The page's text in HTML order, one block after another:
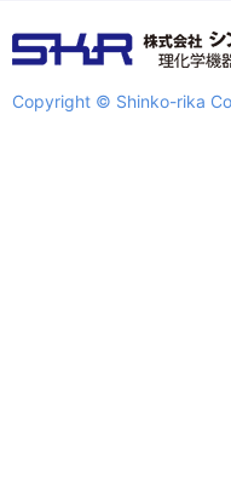
Copyright © Shinko-rika